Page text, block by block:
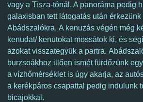
vagy a Tisza-tónál. A panoráma pedig
galaxisban tett látogatás után érkezünk
Abádszalókra. A kenuzás végén még
kenudat/ kenutokat mossátok ki, és
azokat visszategyük a partra.
burzsoákhoz illően ismét fürdőzünk
a vízhőmérséklet is úgy akarja, az
a kerékpáros csapattal pedig indulunk
bicajokkal.